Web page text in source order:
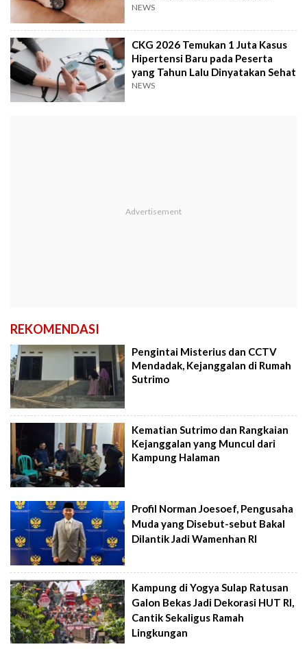
Hukum
NEWS
CKG 2026 Temukan 1 Juta Kasus
Hipertensi Baru pada Peserta
yang Tahun Lalu Dinyatakan Sehat
NEWS
REKOMENDASI
Pengintai Misterius dan CCTV
Mendadak, Kejanggalan di Rumah
Sutrimo
Kematian Sutrimo dan Rangkaian
Kejanggalan yang Muncul dari
Kampung Halaman
Profil Norman Joesoef, Pengusaha
Muda yang Disebut-sebut Bakal
Dilantik Jadi Wamenhan RI
Kampung di Yogya Sulap Ratusan
Galon Bekas Jadi Dekorasi HUT RI,
Cantik Sekaligus Ramah
Lingkungan